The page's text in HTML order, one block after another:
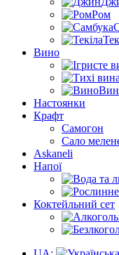
Ром
Вино
Настоянки
Крафт
Самогон
Сало
Askaneli
Напої
Коктейльний сет